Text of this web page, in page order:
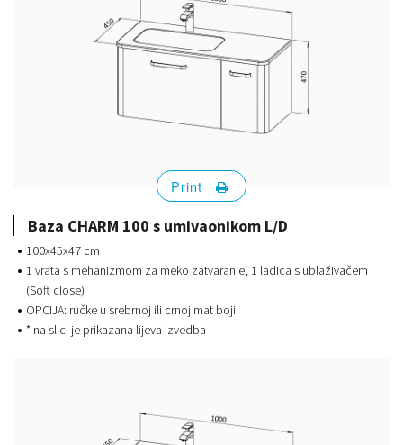
Baza CHARM 100 s umivaonikom L/D
100x45x47 cm
1 vrata s mehanizmom za meko zatvaranje, 1 ladica s ublaživačem
(Soft close)
OPCIJA: ručke u srebrnoj ili crnoj mat boji
* na slici je prikazana lijeva izvedba
Print